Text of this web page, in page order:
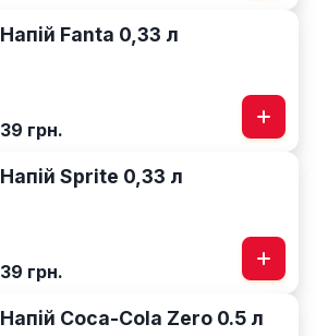
Напій Fanta 0,33 л
39 грн.
Напій Sprite 0,33 л
39 грн.
Напій Coca-Cola Zero 0.5 л